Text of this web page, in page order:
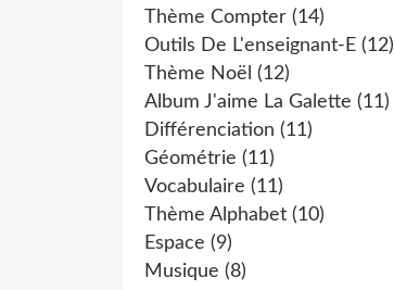
Thème Compter (14)
Outils De L'enseignant-E (12)
Thème Noël (12)
Album J'aime La Galette (11)
Différenciation (11)
Géométrie (11)
Vocabulaire (11)
Thème Alphabet (10)
Espace (9)
Musique (8)